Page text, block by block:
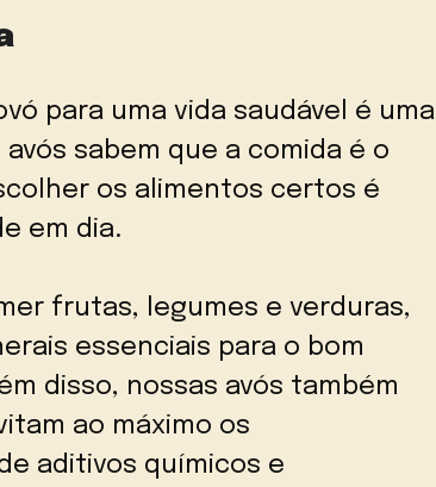
para uma vida saudável é uma
sabem que a comida é o
os alimentos certos é
em dia.
frutas, legumes e verduras,
essenciais para o bom
disso, nossas avós também
ao máximo os
aditivos químicos e